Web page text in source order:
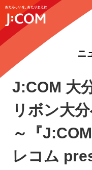
ニ
J:COM 大
リボン大
～『
レコム